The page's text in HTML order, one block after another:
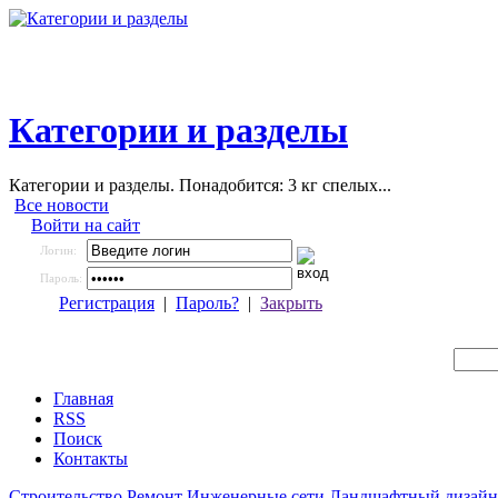
Категории и разделы
Категории и разделы. Понадобится: 3 кг спелых...
Все новости
Войти на сайт
Логин:
Пароль:
Регистрация | Пароль? | Закрыть
Главная
RSS
Поиск
Контакты